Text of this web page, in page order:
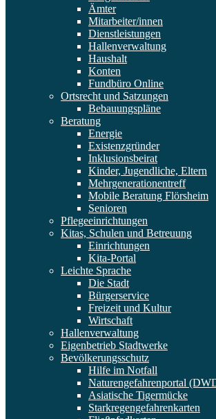
Ämter
Mitarbeiter/innen
Dienstleistungen
Hallenverwaltung
Haushalt
Konten
Fundbüro Online
Ortsrecht und Satzungen
Bebauungspläne
Beratung
Energie
Existenzgründer
Inklusionsbeirat
Kinder, Jugendliche, Eltern
Mehrgenerationentreff
Mobile Beratung Flörsheim
Senioren
Pflegeeinrichtungen
Kitas, Schulen und Betreuung
Einrichtungen
Kita-Portal
Leichte Sprache
Die Stadt
Bürgerservice
Freizeit und Kultur
Wirtschaft
Hallenverwaltung
Eigenbetrieb Stadtwerke
Bevölkerungsschutz
Hilfe im Notfall
Naturengefahrenportal
Asiatische Tigermücke
Starkregengefahrenkarten